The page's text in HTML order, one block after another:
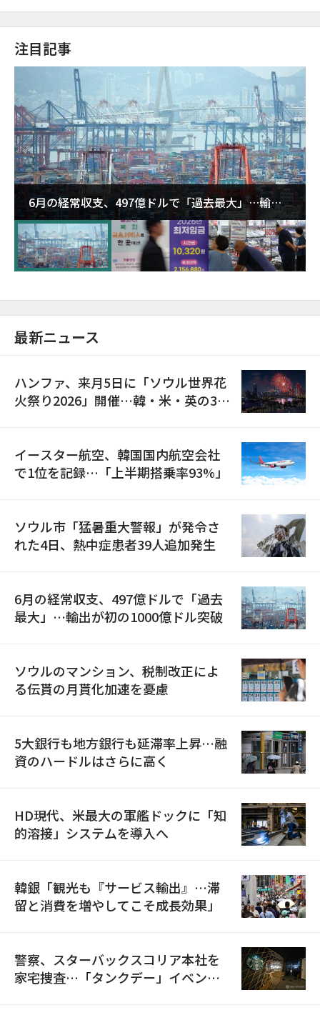
注目記事
6月の経常収支、497億ドルで「過去最大」…輸出
が初の1000億ドル突破
最新ニュース
ハンファ、来月5日に「ソウル世界花
火祭り2026」開催…韓・米・英の3カ
イースター航空、韓国国内航空会社
で1位を記録…「上半期搭乗率93%」
ソウル市「猛暑重大警報」が発令さ
れた4日、熱中症患者39人追加発生
6月の経常収支、497億ドルで「過去
最大」…輸出が初の1000億ドル突破
ソウルのマンション、税制改正によ
る伝貰の月貰化加速を憂慮
5大銀行も地方銀行も延滞率上昇…融
資のハードルはさらに高く
HD現代、米最大の軍艦ドックに「知
的溶接」システムを導入へ
韓銀「観光も『サービス輸出』…滞
留と消費を増やしてこそ成長効果」
警察、スターバックスコリア本社を
家宅捜査…「タンクデー」イベント